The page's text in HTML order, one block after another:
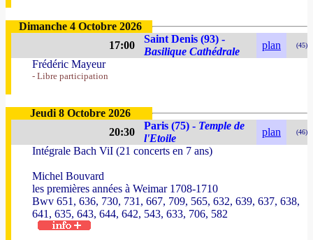
Dimanche 4 Octobre 2026
17:00
Saint Denis (93) -
Basilique Cathédrale
plan (45)
Frédéric Mayeur
- Libre participation
Jeudi 8 Octobre 2026
20:30
Paris (75) - Temple de
l'Etoile
plan (46)
Intégrale Bach ViI (21 concerts en 7 ans)
Michel Bouvard
les premières années à Weimar 1708-1710
Bwv 651, 636, 730, 731, 667, 709, 565, 632, 639, 637, 638,
641, 635, 643, 644, 642, 543, 633, 706, 582